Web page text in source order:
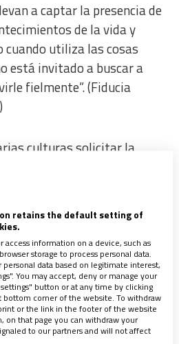
a captar la presencia de
de la vida y
cuando utiliza las cosas
está invitado a buscar a
fielmente”.(Fiducia
culturas solicitar la
tienen un rol destacado en
etc. Por lo general, son
persona que bendice, tanto
anhela, desea y
acompañe y haga “bien” en
bendecidas.
cultural, que quien
retains the default setting of
information on a device, such as
storage to process personal data.
data based on legitimate interest,
You may accept, deny or manage your
button or at any time by clicking
corner of the website. To withdraw
or the link in the footer of the website
on that page you can withdraw your
to our partners and will not affect